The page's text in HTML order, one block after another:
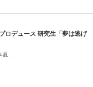
ロデュース 研究生「夢は逃げ
...